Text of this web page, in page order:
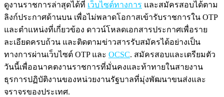
ดูงานราชการล่าสุดได้ที่ เว็บไซต์ทางการ และสมัครสอบได้ตาม
ลิงก์ประกาศด้านบน เพื่อไม่พลาดโอกาสเข้ารับราชการใน OTP
และตำแหน่งที่เกี่ยวข้อง ดาวน์โหลดเอกสารประกาศเพื่อราย
ละเอียดครบถ้วน และติดตามข่าวสารรับสมัครได้อย่างเป็น
ทางการผ่านเว็บไซต์ OTP และ OCSC. สมัครสอบและเตรียมตัว
วันนี้เพื่ออนาคตงานราชการที่มั่นคงและท้าทายในสายงาน
ธุรการปฏิบัติงานของหน่วยงานรัฐบาลที่มุ่งพัฒนาขนส่งและ
จราจรของประเทศ.